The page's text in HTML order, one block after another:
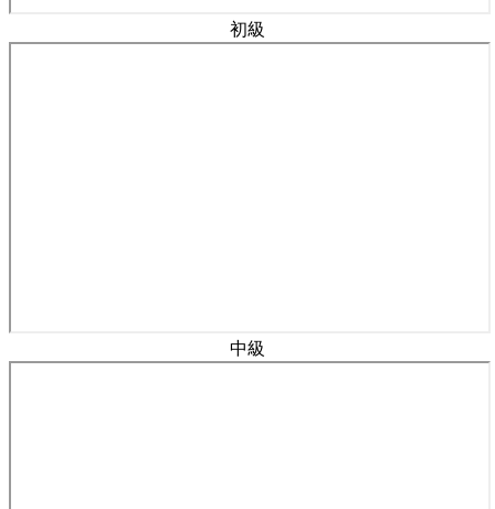
初級
中級